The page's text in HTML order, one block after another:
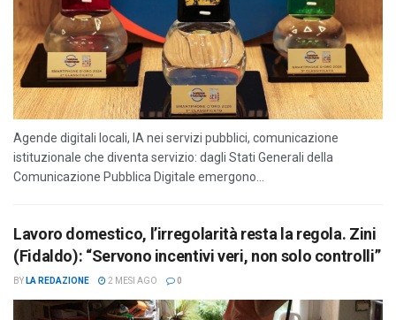
Agende digitali locali, IA nei servizi pubblici, comunicazione
istituzionale che diventa servizio: dagli Stati Generali della
Comunicazione Pubblica Digitale emergono...
Lavoro domestico, l’irregolarità resta la regola. Zini
(Fidaldo): “Servono incentivi veri, non solo controlli”
BY LA REDAZIONE 2 MESI AGO 0